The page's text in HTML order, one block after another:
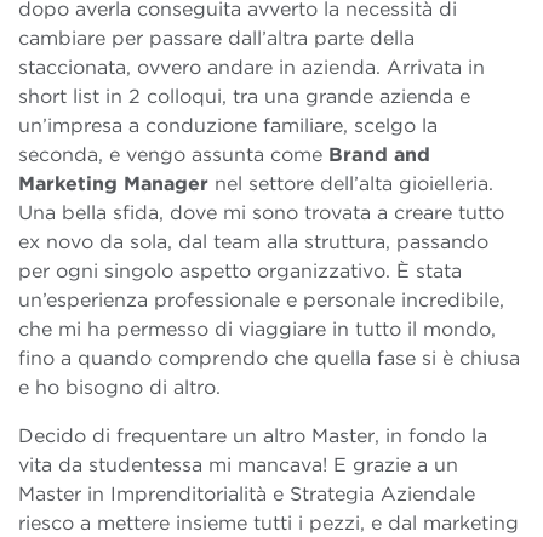
dopo averla conseguita avverto la necessità di
cambiare per passare dall’altra parte della
staccionata, ovvero andare in azienda. Arrivata in
short list in 2 colloqui, tra una grande azienda e
un’impresa a conduzione familiare, scelgo la
seconda, e vengo assunta come Brand and
Marketing Manager nel settore dell’alta gioielleria.
Una bella sfida, dove mi sono trovata a creare tutto
ex novo da sola, dal team alla struttura, passando
per ogni singolo aspetto organizzativo. È stata
un’esperienza professionale e personale incredibile,
che mi ha permesso di viaggiare in tutto il mondo,
fino a quando comprendo che quella fase si è chiusa
e ho bisogno di altro.
Decido di frequentare un altro Master, in fondo la
vita da studentessa mi mancava! E grazie a un
Master in Imprenditorialità e Strategia Aziendale
riesco a mettere insieme tutti i pezzi, e dal marketing